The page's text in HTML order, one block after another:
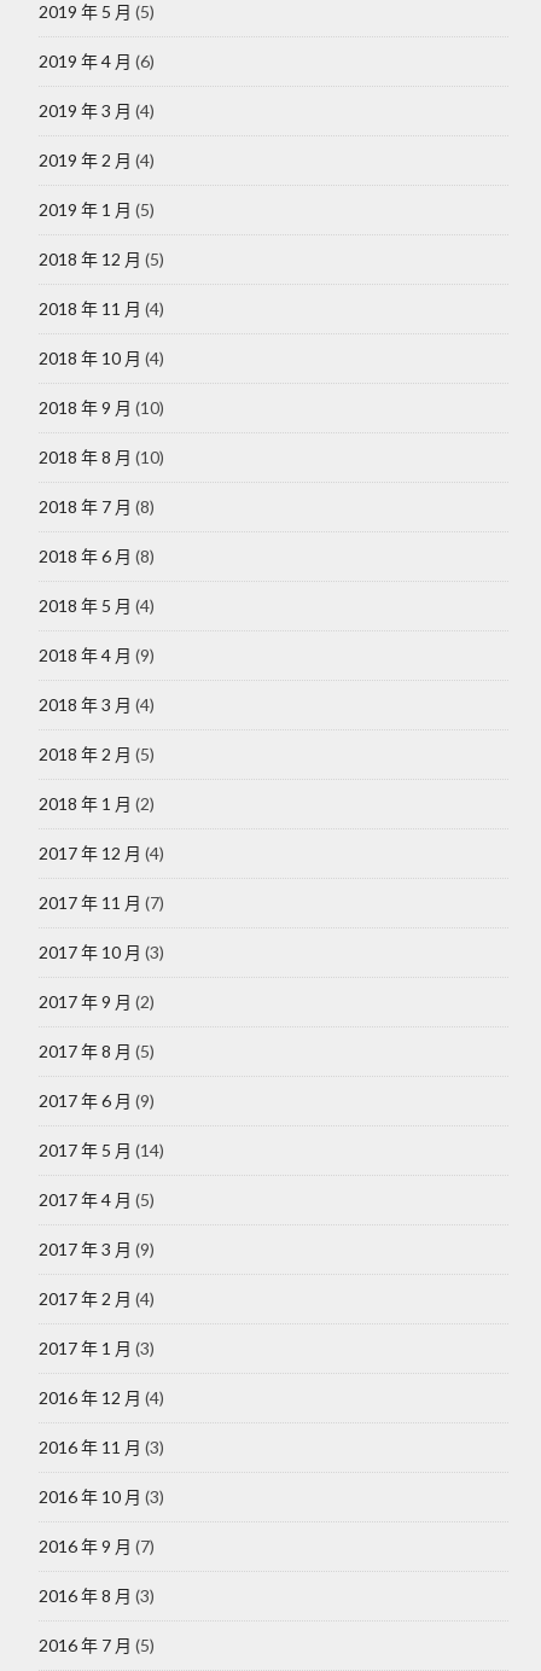
2019 年 5 月 (5)
2019 年 4 月 (6)
2019 年 3 月 (4)
2019 年 2 月 (4)
2019 年 1 月 (5)
2018 年 12 月 (5)
2018 年 11 月 (4)
2018 年 10 月 (4)
2018 年 9 月 (10)
2018 年 8 月 (10)
2018 年 7 月 (8)
2018 年 6 月 (8)
2018 年 5 月 (4)
2018 年 4 月 (9)
2018 年 3 月 (4)
2018 年 2 月 (5)
2018 年 1 月 (2)
2017 年 12 月 (4)
2017 年 11 月 (7)
2017 年 10 月 (3)
2017 年 9 月 (2)
2017 年 8 月 (5)
2017 年 6 月 (9)
2017 年 5 月 (14)
2017 年 4 月 (5)
2017 年 3 月 (9)
2017 年 2 月 (4)
2017 年 1 月 (3)
2016 年 12 月 (4)
2016 年 11 月 (3)
2016 年 10 月 (3)
2016 年 9 月 (7)
2016 年 8 月 (3)
2016 年 7 月 (5)